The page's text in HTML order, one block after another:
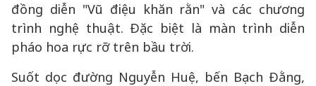
đồng diễn "Vũ điệu khăn rằn" và các chương
trình nghệ thuật. Đặc biệt là màn trình diễn
pháo hoa rực rỡ trên bầu trời.
Suốt dọc đường Nguyễn Huệ, bến Bạch Đằng,